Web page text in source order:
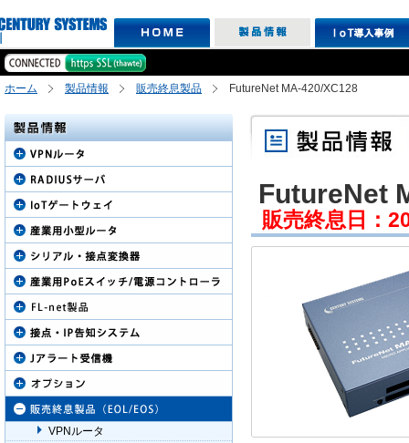
ホーム 製品情報 販売終息製品 FutureNet MA-420/XC128
FutureNet
販売終息日：
VPNルータ